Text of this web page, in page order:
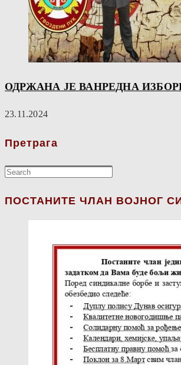
ОДРЖАНА ЈЕ ВАНРЕДНА
23.11.2024
Претрага
ПОСТАНИТЕ ЧЛАН ВОЈНОГ